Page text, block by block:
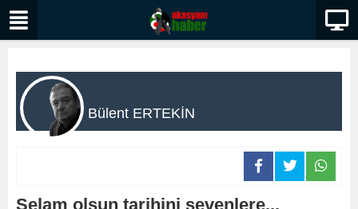
Bülent ERTEKİN
Selam olsun tarihini sevenlere...